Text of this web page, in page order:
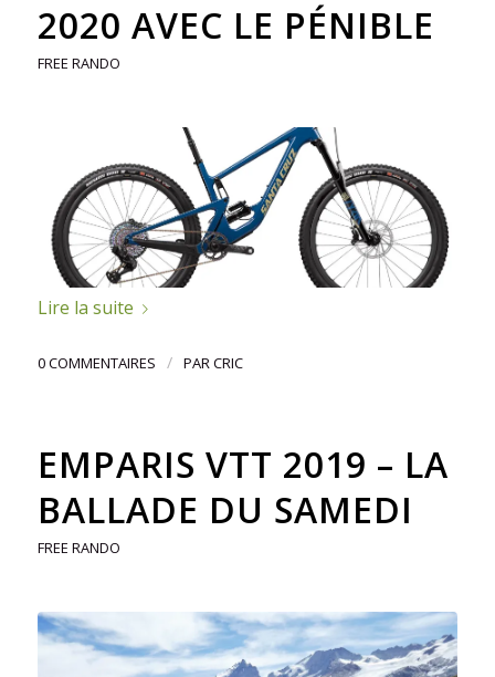
2020 AVEC LE PÉNIBLE
FREE RANDO
Lire la suite
0 COMMENTAIRES / PARCRIC
EMPARIS VTT 2019 – LA
BALLADE DU SAMEDI
FREE RANDO